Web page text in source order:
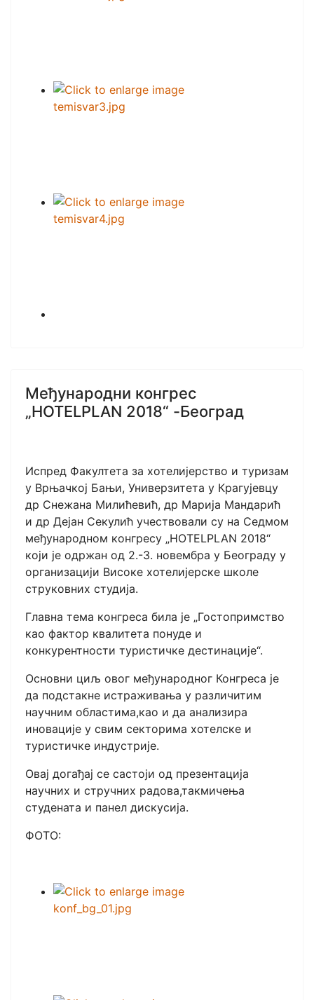
Међународни конгрес
„HOTELPLAN 2018“ -Београд
Испред Факултета за хотелијерство и туризам
у Врњачкој Бањи, Универзитета у Крагујевцу
др Снежана Милићевић, др Марија Мандарић
и др Дејан Секулић учествовали су на Седмом
међународном конгресу „HOTELPLAN 2018“
који је одржан од 2.-3. новембра у Београду у
организацији Високе хотелијерске школе
струковних студија.
Главна тема конгреса била је „Гостопримство
као фактор квалитета понуде и
конкурентности туристичке дестинације“.
Основни циљ овог међународног Конгреса је
да подстакне истраживања у различитим
научним областима,као и да анализира
иновације у свим секторима хотелске и
туристичке индустрије.
Овај догађај се састоји од презентација
научних и стручних радова,такмичења
студената и панел дискусија.
ФОТО: